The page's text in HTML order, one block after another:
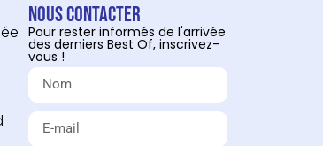
Nous contacter
Pour rester informés de l'arrivée
des derniers Best Of, inscrivez-
vous !